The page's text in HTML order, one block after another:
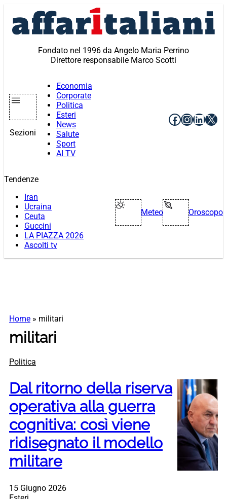
contenuto
Fondato nel 1996 da Angelo Maria Perrino
Direttore responsabile Marco Scotti
Sezioni
Economia
Corporate
Politica
Esteri
News
Salute
Sport
AI TV
Facebook
X
Tendenze
Iran
Ucraina
Ceuta
Guccini
LA PIAZZA 2026
Ascolti tv
Meteo Oroscopo
Home » militari
militari
Politica
Dal ritorno della riserva
operativa alla guerra
cognitiva: così viene
ridisegnato il modello
militare
15 Giugno 2026